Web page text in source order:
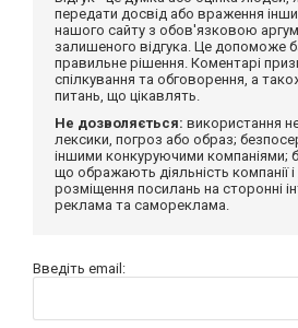
передати досвід або враження
нашого сайту з обов'язковою
залишеного відгука. Це допоможе
правильне рішення. Коментарі
спілкування та обговорення, а
питань, що цікавлять.
Не дозволяється: використання
лексики, погроз або образ;
іншими конкуруючими компаніями;
що ображають діяльність компанії і
розміщення посилань на сторонні
реклама та самореклама.
Введіть email: